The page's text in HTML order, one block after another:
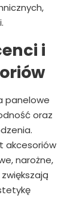
i
panelowe
oraz
akcesoriów
narożne,